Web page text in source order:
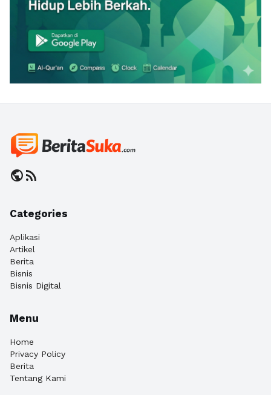
publicrss_feed
Categories
Aplikasi
Artikel
Berita
Bisnis
Bisnis Digital
Menu
Home
Privacy Policy
Berita
Tentang Kami